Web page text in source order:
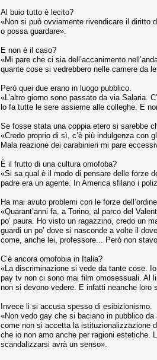
Al buio tutto è lecito?
«Non si può ovviamente rivendicare il diritto
o possa guardare».
E non è il caso?
«Mi pare che ci sia dell’accanimento
quante cose si vedrebbero nelle camere da
Però quei due erano in luogo pubblico.
«L’altro giorno sono passato da via Salaria.
lo fa tutte le sere assieme alle colleghe. E
Se fosse stata una coppia etero si sarebbe
«Credo proprio di sì, c’è più indulgenza con
Mala reazione dei carabinieri mi pare
È il frutto di una cultura omofoba?
«Si sa qual è il modo di pensare delle forze
padre era un agente. In America sfilano i
Ha mai avuto problemi con le forze
«Quarant’anni fa, a Torino, al parco del
po’ paura. Ho visto un ragazzino, credo un
guardi un po’ dove si nasconde a volte il
come, anche lei, professore... Però non
C’è ancora omofobia in Italia?
«La discriminazione si vede da tante cose.
pay tv non ci sono mai film omosessuali. Al
non si devono vedere. E infatti neanche loro
Invece li si accusa spesso di esibizionismo.
«Non vedo gay che si baciano in pubblico
come non si accetta la istituzionalizzazione
che io non amo anche per ragioni estetiche.
scandalizzarsi avrà un senso».